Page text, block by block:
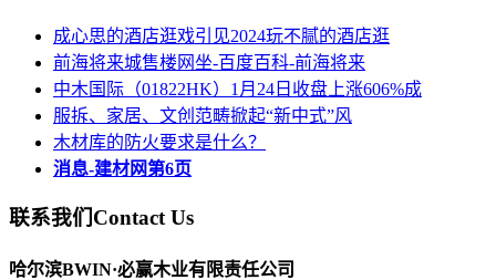
成心思的酒店逛戏引见2024玩不腻的酒店逛
前海将来城售楼网坐-百度百科-前海将来
中木国际（01822HK）1月24日收盘上涨606%成
服拆、家居、文创范畴掀起“新中式”风
木材库的防火要求是什么？
消息-建材网第6页
联系我们Contact Us
哈尔滨BWIN·必赢木业有限责任公司